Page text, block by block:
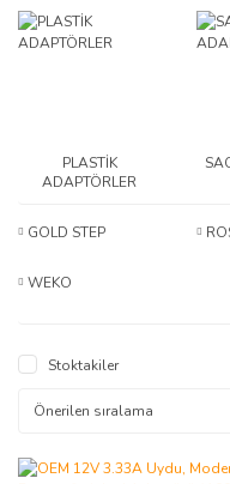
PLASTİK
ADAPTÖRLER
GOLD STEP
WEKO
Stoktakiler